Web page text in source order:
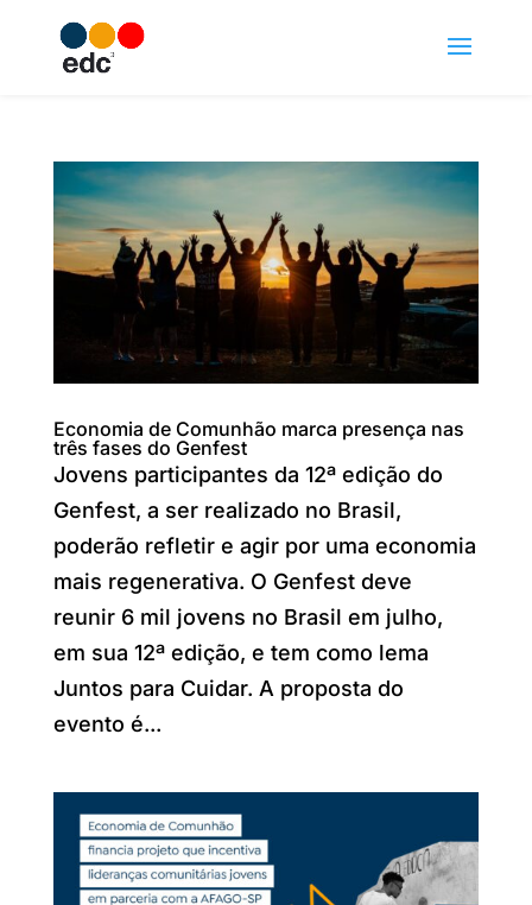
Economia de Comunhão marca presença nas
três fases do Genfest
Jovens participantes da 12ª edição do
Genfest, a ser realizado no Brasil,
poderão refletir e agir por uma economia
mais regenerativa. O Genfest deve
reunir 6 mil jovens no Brasil em julho,
em sua 12ª edição, e tem como lema
Juntos para Cuidar. A proposta do
evento é...